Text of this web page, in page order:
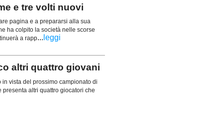
e tre volti nuovi
pagina e a prepararsi alla sua
ha colpito la società nelle scorse
a rapp... leggi
altri quattro giovani
vista del prossimo campionato di
altri quattro giocatori che